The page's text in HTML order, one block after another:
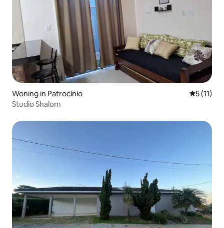
Woning in Patrocínio
5 (11)
Studio Shalom